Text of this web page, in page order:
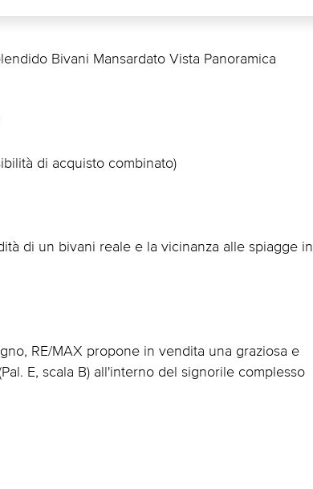
Bivani Mansardato Vista Panoramica 
di acquisto combinato)
di un bivani reale e la vicinanza alle spiagge in
RE/MAX propone in vendita una graziosa e
E, scala B) all'interno del signorile complesso